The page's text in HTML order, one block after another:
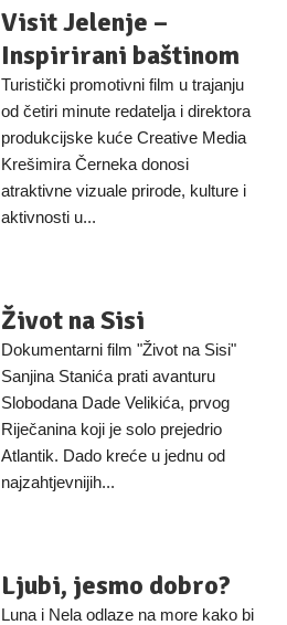
Visit Jelenje –
Inspirirani baštinom
Turistički promotivni film u trajanju
od četiri minute redatelja i direktora
produkcijske kuće Creative Media
Krešimira Černeka donosi
atraktivne vizuale prirode, kulture i
aktivnosti u...
Život na Sisi
Dokumentarni film "Život na Sisi"
Sanjina Stanića prati avanturu
Slobodana Dade Velikića, prvog
Riječanina koji je solo prejedrio
Atlantik. Dado kreće u jednu od
najzahtjevnijih...
Ljubi, jesmo dobro?
Luna i Nela odlaze na more kako bi